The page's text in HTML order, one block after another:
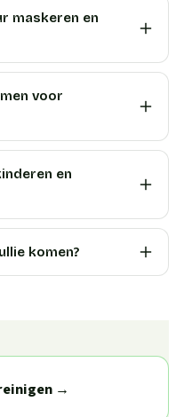
maskeren en
voor
en
komen?
→